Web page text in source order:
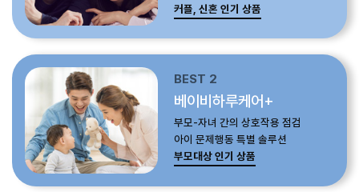
커플, 신혼 인기 상품
BEST 2
베이비하루케어+
부모-자녀 간의 상호작용 점검
아이 문제행동 특별 솔루션
부모대상 인기 상품